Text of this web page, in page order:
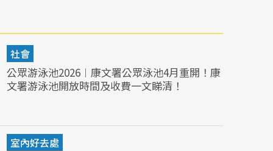
社會
公眾游泳池2026︱康文署公眾泳池4月重開！康
文署游泳池開放時間及收費一文睇清！
室內好去處